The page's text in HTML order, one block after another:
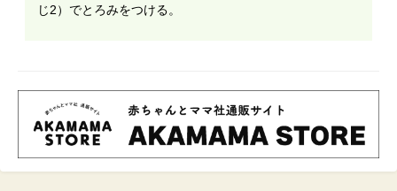
じ2）でとろみをつける。